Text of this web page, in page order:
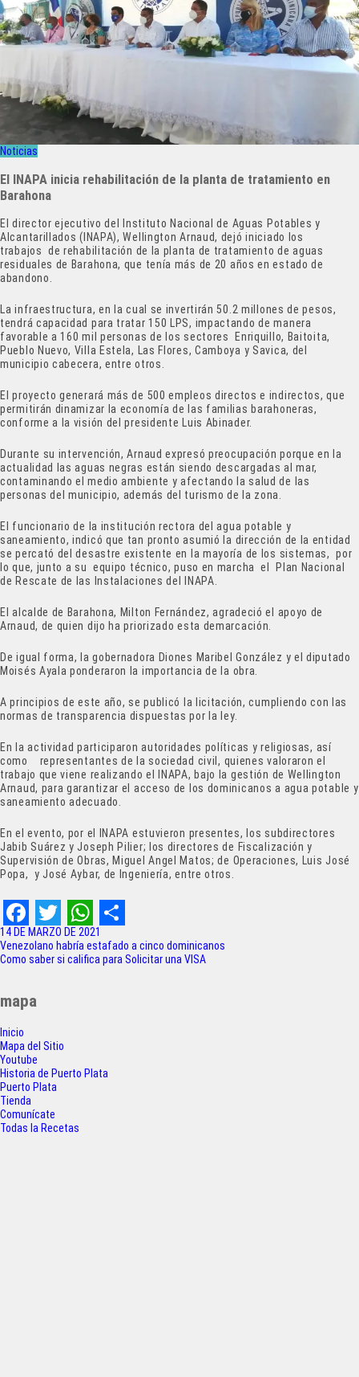
Noticias
El INAPA inicia rehabilitación de la planta de tratamiento en
Barahona
El director ejecutivo del Instituto Nacional de Aguas Potables y
Alcantarillados (INAPA), Wellington Arnaud, dejó iniciado los
trabajos de rehabilitación de la planta de tratamiento de aguas
residuales de Barahona, que tenía más de 20 años en estado de
abandono.
La infraestructura, en la cual se invertirán 50.2 millones de pesos,
tendrá capacidad para tratar 150 LPS, impactando de manera
favorable a 160 mil personas de los sectores Enriquillo, Baitoita,
Pueblo Nuevo, Villa Estela, Las Flores, Camboya y Savica, del
municipio cabecera, entre otros.
El proyecto generará más de 500 empleos directos e indirectos, que
permitirán dinamizar la economía de las familias barahoneras,
conforme a la visión del presidente Luis Abinader.
Durante su intervención, Arnaud expresó preocupación porque en la
actualidad las aguas negras están siendo descargadas al mar,
contaminando el medio ambiente y afectando la salud de las
personas del municipio, además del turismo de la zona.
El funcionario de la institución rectora del agua potable y
saneamiento, indicó que tan pronto asumió la dirección de la entidad
se percató del desastre existente en la mayoría de los sistemas, por
lo que, junto a su equipo técnico, puso en marcha el Plan Nacional
de Rescate de las Instalaciones del INAPA.
El alcalde de Barahona, Milton Fernández, agradeció el apoyo de
Arnaud, de quien dijo ha priorizado esta demarcación.
De igual forma, la gobernadora Diones Maribel González y el diputado
Moisés Ayala ponderaron la importancia de la obra.
A principios de este año, se publicó la licitación, cumpliendo con las
normas de transparencia dispuestas por la ley.
En la actividad participaron autoridades políticas y religiosas, así
como representantes de la sociedad civil, quienes valoraron el
trabajo que viene realizando el INAPA, bajo la gestión de Wellington
Arnaud, para garantizar el acceso de los dominicanos a agua potable y
saneamiento adecuado.
En el evento, por el INAPA estuvieron presentes, los subdirectores
Jabib Suárez y Joseph Pilier; los directores de Fiscalización y
Supervisión de Obras, Miguel Angel Matos; de Operaciones, Luis José
Popa, y José Aybar, de Ingeniería, entre otros.
F
a
c
e
b
o
o
k
T
w
t
t
e
r
W
h
A
p
S
h
14 DE MARZO DE 2021
Navegación
de
Venezolano habría estafado a cinco dominicanos
Como saber si califica para Solicitar una VISA
mapa
Inicio
Mapa del Sitio
Youtube
Historia de Puerto Plata
Puerto Plata
Tienda
Comunícate
Todas la Recetas